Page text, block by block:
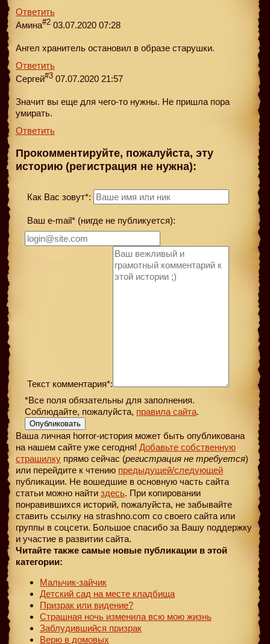
Ответить
Амина#2 03.07.2020 07:28
Ангел хранитель остановил в образе старушки.
Ответить
Сергей#3 07.07.2020 21:57
Значит вы еще для чего-то нужны. Не пришла пора
умирать.
Ответить
Прокомментируйте, пожалуйста, эту
историю (регистрация не нужна):
Как Вас зовут*:
Ваш e-mail* (нигде не публикуется):
Текст комментария*:
*Все поля обязательны для заполнения.
Соблюдайте, пожалуйста, правила сайта.
Опубликовать
Ваша личная horror-история может быть опубликована
на нашем сайте уже сегодня! Добавьте собственную
страшилку прямо сейчас (регистрация не требуется)
или перейдите к чтению предыдущей/следующей
публикации. Не вошедшие в основную часть сайта
статьи можно найти здесь. При копировании
понравившихся историй, пожалуйста, не забывайте
ставить ссылку на strashno.com со своего сайта или
группы в соцсети. Большое спасибо за Вашу поддержку
и участие в развитии сайта.
Читайте также самые новые публикации в этой
категории:
Мальчик-зайчик
Детский сад на месте кладбища
Призрак или видение?
Страшная ночь изменила всю мою жизнь
Заблудившийся призрак
Верю в домовых